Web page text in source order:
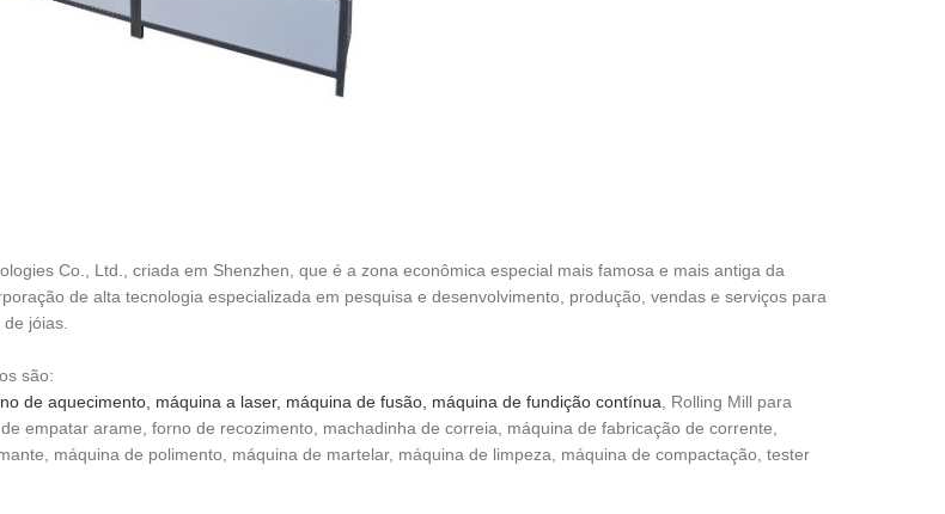
Co., Ltd., criada em Shenzhen, que é a zona econômica especial mais famosa e mais antiga da
de alta tecnologia especializada em pesquisa e desenvolvimento, produção, vendas e serviços para
jóias.
são:
de aquecimento, máquina a laser, máquina de fusão, máquina de fundição contínua , Rolling Mill para
empatar arame, forno de recozimento, machadinha de correia, máquina de fabricação de corrente,
máquina de polimento, máquina de martelar, máquina de limpeza, máquina de compactação, tester